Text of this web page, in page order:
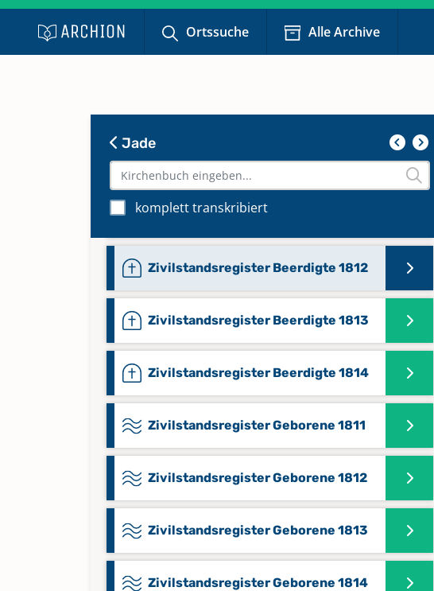
Ortssuche Alle Archive
Jade
komplett transkribiert
Trauungen 1854-1905
Uneheliche Kinder 1827-1887
Zivilstandsregister Beerdigte 1811
Zivilstandsregister Beerdigte 1812
Zivilstandsregister Beerdigte 1813
Zivilstandsregister Beerdigte 1814
Zivilstandsregister Geborene 1811
Zivilstandsregister Geborene 1812
Zivilstandsregister Geborene 1813
Zivilstandsregister Geborene 1814